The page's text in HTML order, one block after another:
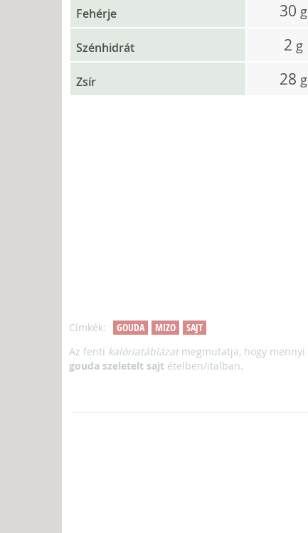
Fehérje 30 g
Szénhidrát 2 g
Zsír 28 g
Címkék: GOUDA MIZO
SAJT
Az fenti kalóriatáblázatmegmutatja, hogy mennyi
gouda szeletelt sajt ételben/italban.